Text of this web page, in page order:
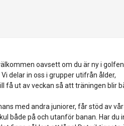
oavsett om du är ny i golfen
delar in oss i grupper utifrån ålder,
få ut av veckan så att träningen blir
med andra juniorer, får stöd av
både på och utanför banan. Har du